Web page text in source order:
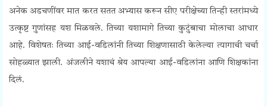
अनेक अडचणींवर मात करत सतत अभ्यास करून सीए परीक्षेच्या तिन्ही स्तरांमध्ये
उत्कृष्ट गुणांसह यश मिळवले.तिच्या यशामागे तिच्या कुटुंबाचा मोलाचा आधार
आहे. विशेषतः तिच्या आई-वडिलांनी तिच्या शिक्षणासाठी केलेल्या त्यागाची चर्चा
सोहळ्यात झाली. अंजलीने यशाचं श्रेय आपल्या आई-वडिलांना आणि शिक्षकांना
दिलं.